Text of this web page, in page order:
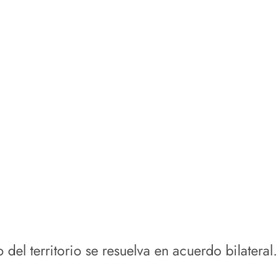
territorio se resuelva en acuerdo bilateral.